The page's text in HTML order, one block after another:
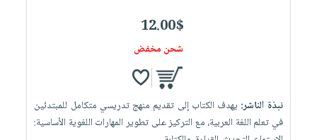
12.00$
شحن مخفض
نبذة الناشر: يهدف الكتاب إلى تقديم منهج تدريسي متكامل للمبتدئين
في تعلم اللغة العربية، مع التركيز على تطوير المهارات اللغوية الأساسية: